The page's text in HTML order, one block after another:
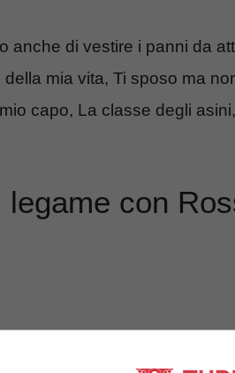
anche di vestire i panni da
mia vita, Ti sposo ma
capo, La classe degli
con